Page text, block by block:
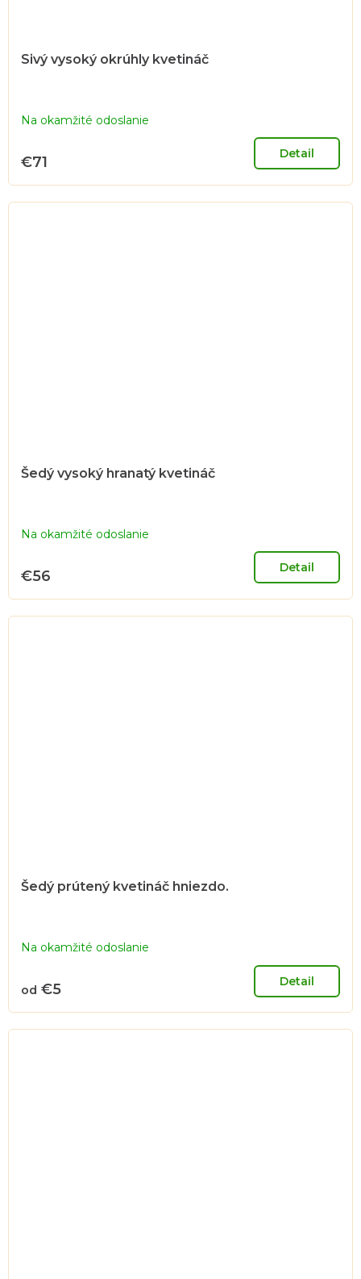
Sivý vysoký okrúhly kvetináč
Na okamžité odoslanie
€71 Detail
Šedý vysoký hranatý kvetináč
Na okamžité odoslanie
€56 Detail
Šedý prútený kvetináč hniezdo.
Na okamžité odoslanie
od €5 Detail